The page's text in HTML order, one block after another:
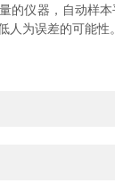
仪器，自动样
为误差的可能性。